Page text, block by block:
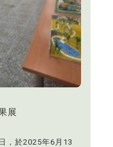
展
，於2025年6月13